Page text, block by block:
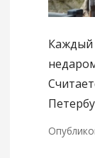
Каждый